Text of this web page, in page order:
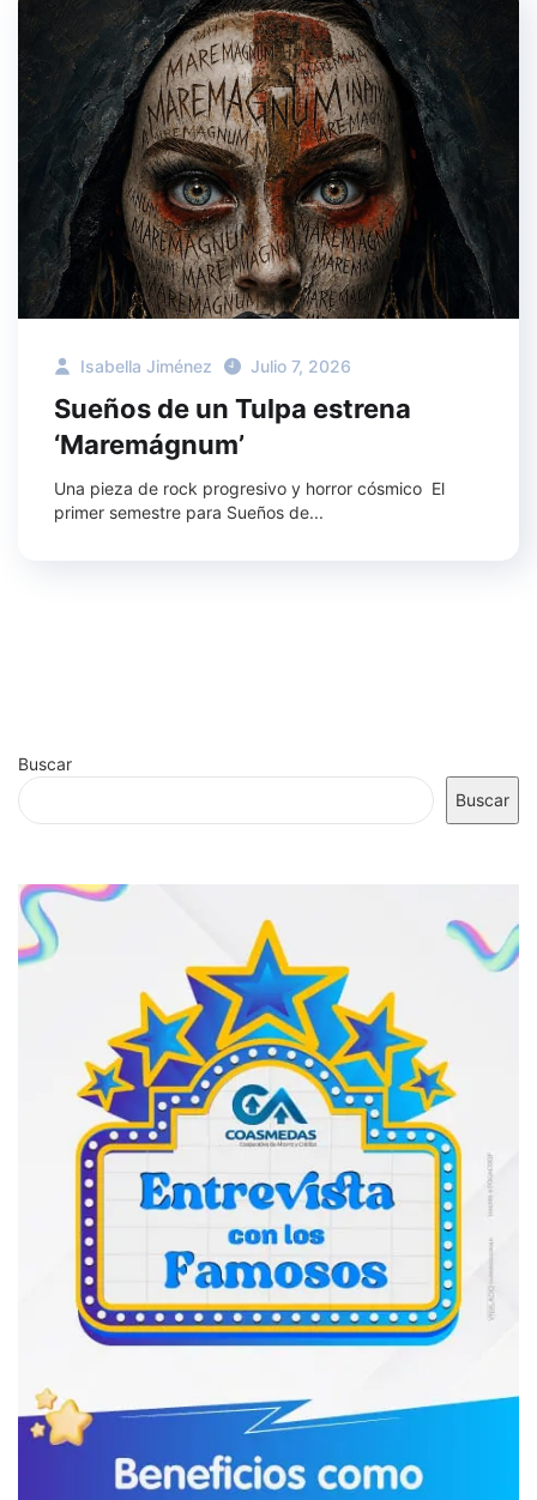
Isabella Jiménez Julio 7, 2026
Sueños de un Tulpa estrena
‘Maremágnum’
Una pieza de rock progresivo y horror cósmico El
primer semestre para Sueños de...
Buscar
Buscar